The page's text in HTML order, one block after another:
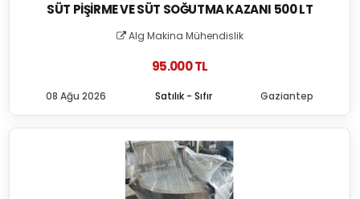
SÜT PIŞIRME VE SÜT SOĞUTMA KAZANI 500 LT
Alg Makina Mühendislik
95.000 TL
Satılık - Sıfır
08 Ağu 2026 Gaziantep